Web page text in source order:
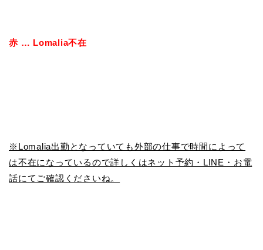
赤 … Lomalia不在
※Lomalia出勤となっていても外部の仕事で時間によって
は不在になっているので詳しくはネット予約・LINE・お電
話にてご確認くださいね。